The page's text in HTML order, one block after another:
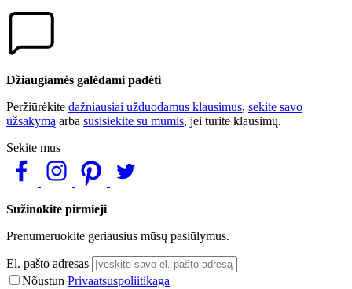
Džiaugiamės galėdami padėti
Peržiūrėkite dažniausiai užduodamus klausimus, sekite savo
užsakymą arba susisiekite su mumis, jei turite klausimų.
Sekite mus
Sužinokite pirmieji
Prenumeruokite geriausius mūsų pasiūlymus.
El. pašto adresas
Nõustun Privaatsuspoliitikaga